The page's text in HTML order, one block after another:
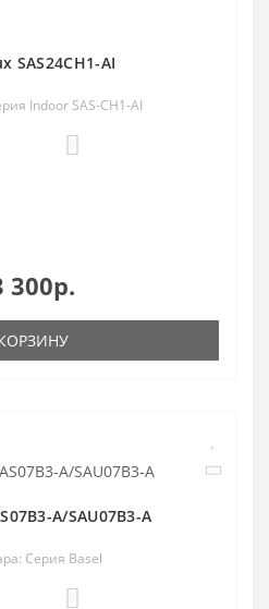
SAS24CH1-AI
Indoor SAS-CH1-AI
300р.
A/SAU07B3-A
Серия Basel